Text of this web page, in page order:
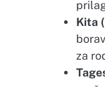
Kita
za